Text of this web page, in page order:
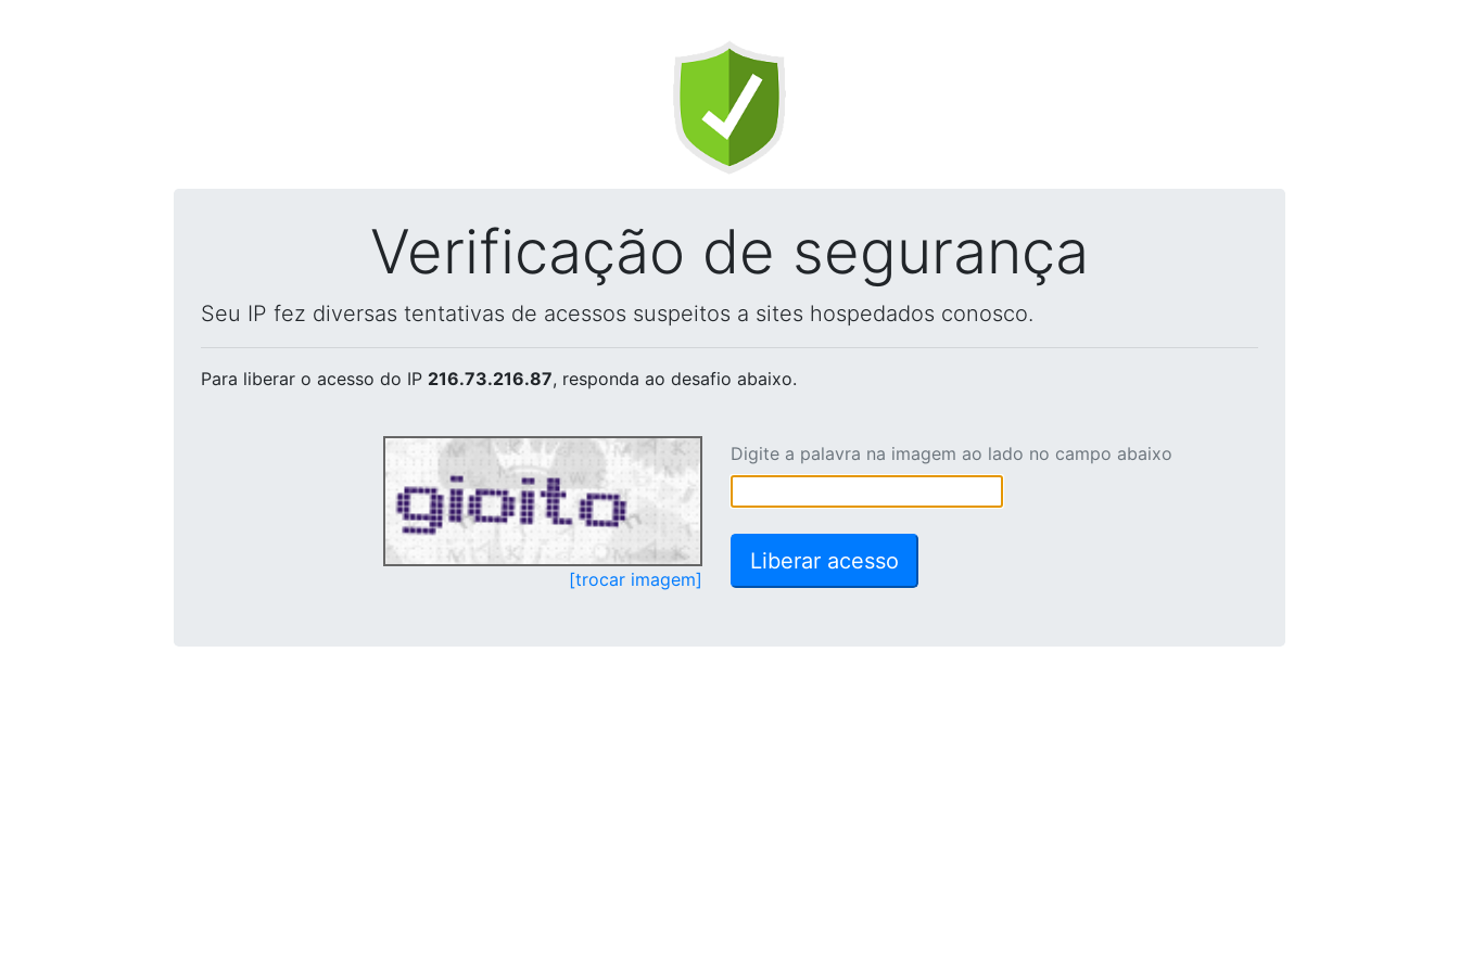
Verificação de segurança
Seu IP fez diversas tentativas de acessos suspeitos a sites hospedados conosco.
Para liberar o acesso do IP 216.73.216.87, responda ao desafio abaixo.
[trocar imagem]
Digite a palavra na imagem ao lado no campo abaixo